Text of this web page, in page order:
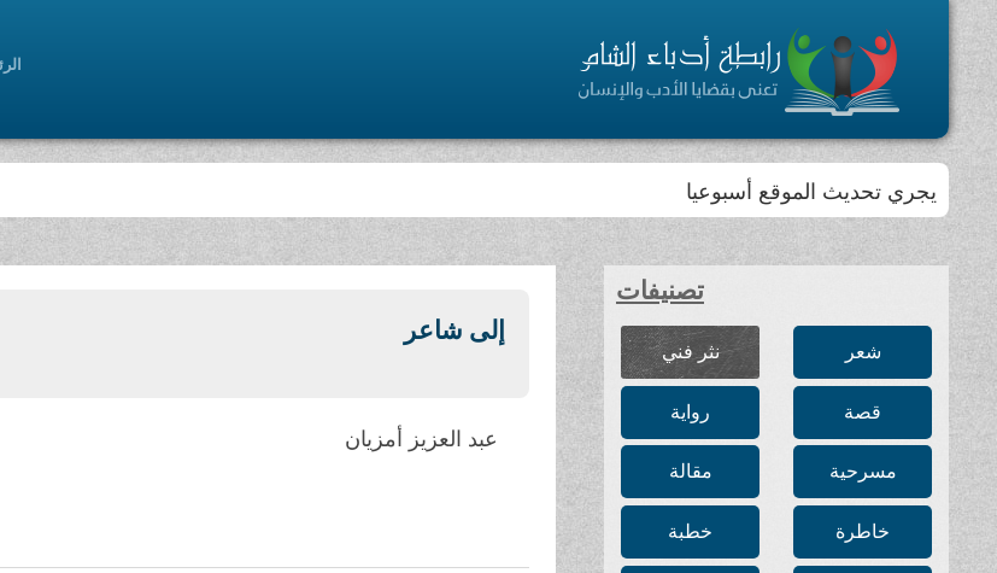
يجري تحديث الموقع أسبوعيا
تصنيفات
شعر نثر فني
قصة رواية
مسرحية مقالة
خاطرة خطبة
إلى شاعر
عبد العزيز أمزيان